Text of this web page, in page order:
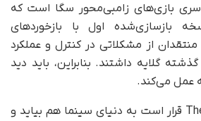
بازی‌های زامبی‌محور سگا است که
بازسازی‌شده اول با بازخوردهای
از مشکلاتی در کنترل و عملکرد
گلایه داشتند. بنابراین، باید دید
عمل می‌کند.
The House of the Dead قرار است به دنیای سینما هم بیاید و